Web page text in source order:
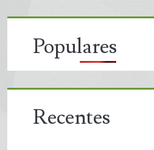
Populares
Recentes